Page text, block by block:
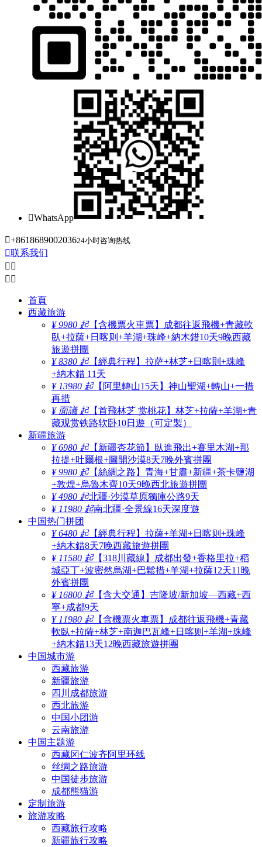
WhatsApp
+861868900203624小时咨询热线
联系我们
 
 
首頁
西藏旅游
¥ 9980 起【含機票火車票】成都往返飛機+青藏軟
臥+拉薩+日喀则+羊湖+珠峰+納木錯10天9晚西藏
旅遊拼團
¥ 8380 起【經典行程】拉萨+林芝+日喀則+珠峰
+納木錯 11天
¥ 13980 起【阿里轉山15天】神山聖湖+轉山+一措
再措
¥ 面議 起【首飛林芝 赏桃花】林芝+拉薩+羊湖+青
藏观赏铁路软卧10日遊（可定製）
新疆旅游
¥ 6980 起【新疆杏花節】臥進飛出+賽里木湖+那
拉提+吐爾根+圖開沙漠8天7晚外賓拼團
¥ 9980 起【絲綢之路】青海+甘肅+新疆+茶卡鹽湖
+敦煌+烏魯木齊10天9晚西北旅遊拼團
¥ 4980 起北疆·沙漠草原獨庫公路9天
¥ 11980 起南北疆·全景線16天深度遊
中国热门拼团
¥ 6480 起【經典行程】拉薩+羊湖+日喀则+珠峰
+納木錯8天7晚西藏旅遊拼團
¥ 11580 起【318川藏線】成都出發+香格里拉+稻
城亞丁+波密然烏湖+巴鬆措+羊湖+拉薩12天11晚
外賓拼團
¥ 16800 起【含大交通】吉隆坡/新加坡—西藏+西
寧+成都9天
¥ 11980 起【含機票火車票】成都往返飛機+青藏
軟臥+拉薩+林芝+南迦巴瓦峰+日喀则+羊湖+珠峰
+納木錯13天12晚西藏旅遊拼團
中国城市游
西藏旅游
新疆旅游
四川成都旅游
西北旅游
中国小团游
云南旅游
中国主题游
西藏冈仁波齐阿里环线
丝绸之路旅游
中国徒步旅游
成都熊猫游
定制旅游
旅游攻略
西藏旅行攻略
新疆旅行攻略